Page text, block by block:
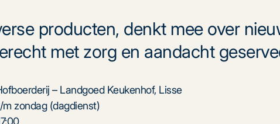
producten, denkt mee over
met zorg en aandacht
– Landgoed Keukenhof, Lisse
zondag (dagdienst)